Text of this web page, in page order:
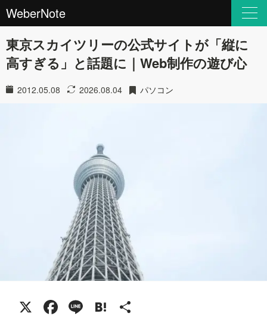
WeberNote
東京スカイツリーの公式サイトが「縦に
高すぎる」と話題に｜Web制作の遊び心
2012.05.08 2026.08.04 パソコン
X Facebook
LineHatena